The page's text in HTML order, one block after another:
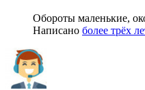
Обороты маленькие,
Написано более трёх